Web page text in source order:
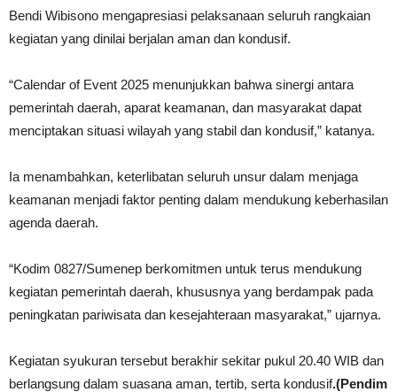
Bendi Wibisono mengapresiasi pelaksanaan seluruh rangkaian
kegiatan yang dinilai berjalan aman dan kondusif.
“Calendar of Event 2025 menunjukkan bahwa sinergi antara
pemerintah daerah, aparat keamanan, dan masyarakat dapat
menciptakan situasi wilayah yang stabil dan kondusif,” katanya.
Ia menambahkan, keterlibatan seluruh unsur dalam menjaga
keamanan menjadi faktor penting dalam mendukung keberhasilan
agenda daerah.
“Kodim 0827/Sumenep berkomitmen untuk terus mendukung
kegiatan pemerintah daerah, khususnya yang berdampak pada
peningkatan pariwisata dan kesejahteraan masyarakat,” ujarnya.
Kegiatan syukuran tersebut berakhir sekitar pukul 20.40 WIB dan
berlangsung dalam suasana aman, tertib, serta kondusif.(Pendim